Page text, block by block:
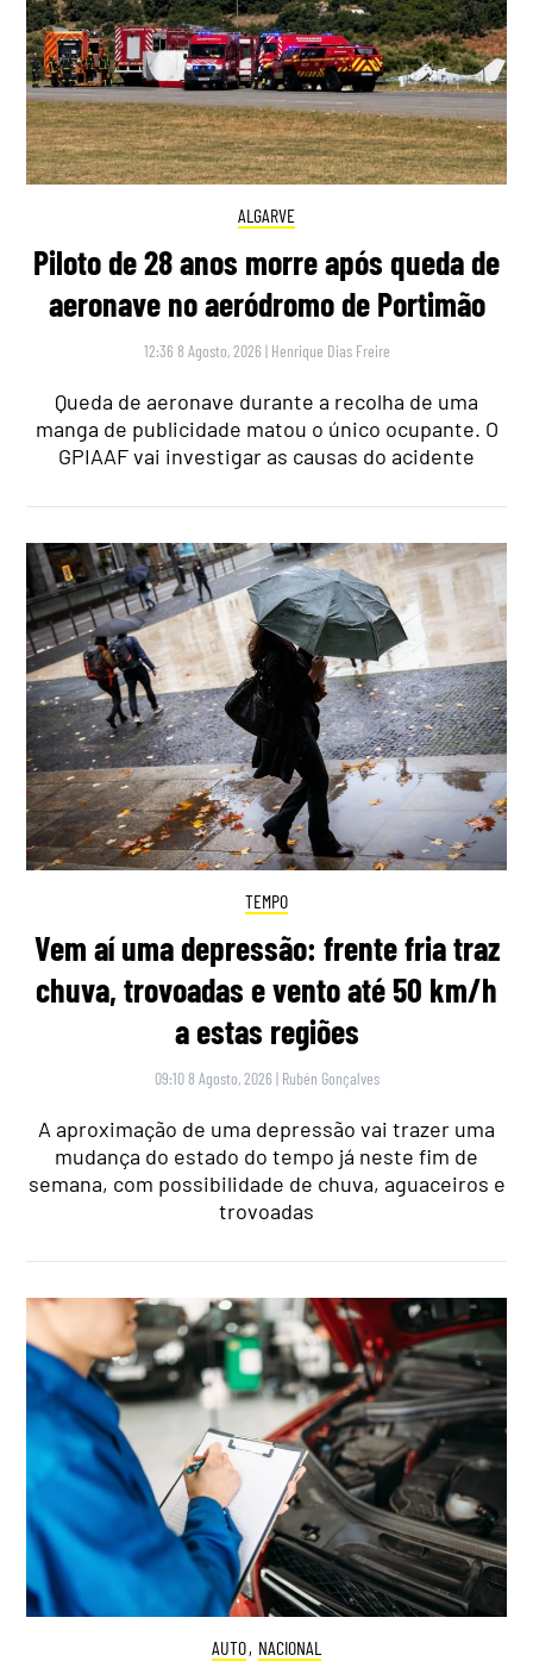
ALGARVE
Piloto de 28 anos morre após queda de
aeronave no aeródromo de Portimão
12:36 8 Agosto, 2026 | Henrique Dias Freire
Queda de aeronave durante a recolha de uma
manga de publicidade matou o único ocupante. O
GPIAAF vai investigar as causas do acidente
TEMPO
Vem aí uma depressão: frente fria traz
chuva, trovoadas e vento até 50 km/h
a estas regiões
09:10 8 Agosto, 2026 | Rubén Gonçalves
A aproximação de uma depressão vai trazer uma
mudança do estado do tempo já neste fim de
semana, com possibilidade de chuva, aguaceiros e
trovoadas
AUTO, NACIONAL